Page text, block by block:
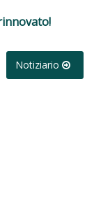
Notiziario